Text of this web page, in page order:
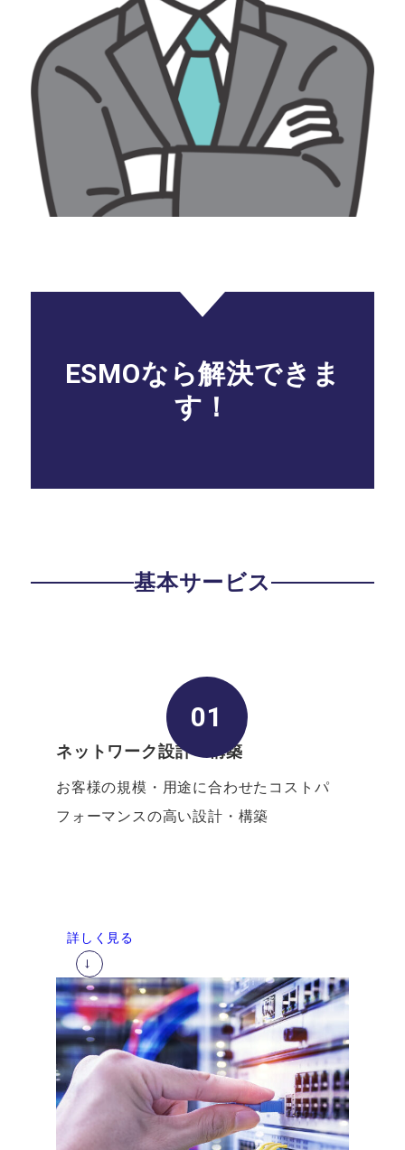
ESMOなら解決できま
す！
基本サービス
01
ネットワーク設計・構築
お客様の規模・用途に合わせた コストパ
フォーマンスの高い設計・構築
詳しく見る